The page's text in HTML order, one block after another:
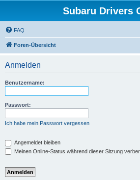
Subaru Drivers
FAQ
Foren-Übersicht
Anmelden
Benutzername:
Passwort:
Ich habe mein Passwort vergessen
Angemeldet bleiben
Meinen Online-Status während dieser Sitzung